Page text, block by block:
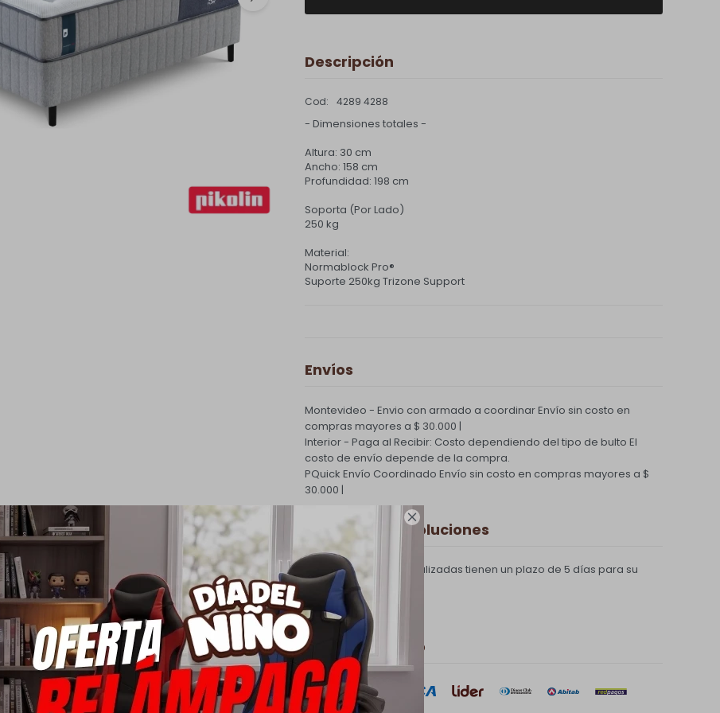

Descripción
4289 4288
- Dimensiones totales -
Altura: 30 cm
Ancho: 158 cm
Profundidad: 198 cm
Soporta (Por Lado)
250 kg
Material:
Normablock Pro®
Suporte 250kg Trizone Support
Envíos
Montevideo - Envio con armado a coordinarEnvío sin costo en
compras mayores a $ 30.000 |
Interior - Paga al Recibir: Costo dependiendo del tipo de bulto El
costo de envío depende de la compra.
PQuick Envío Coordinado Envío sin costo en compras mayores a $
30.000 |
Cambios y Devoluciones
Todas las compras realizadas tienen un plazo de 5 días para su
cambio.
Ver mas
Medios de pago